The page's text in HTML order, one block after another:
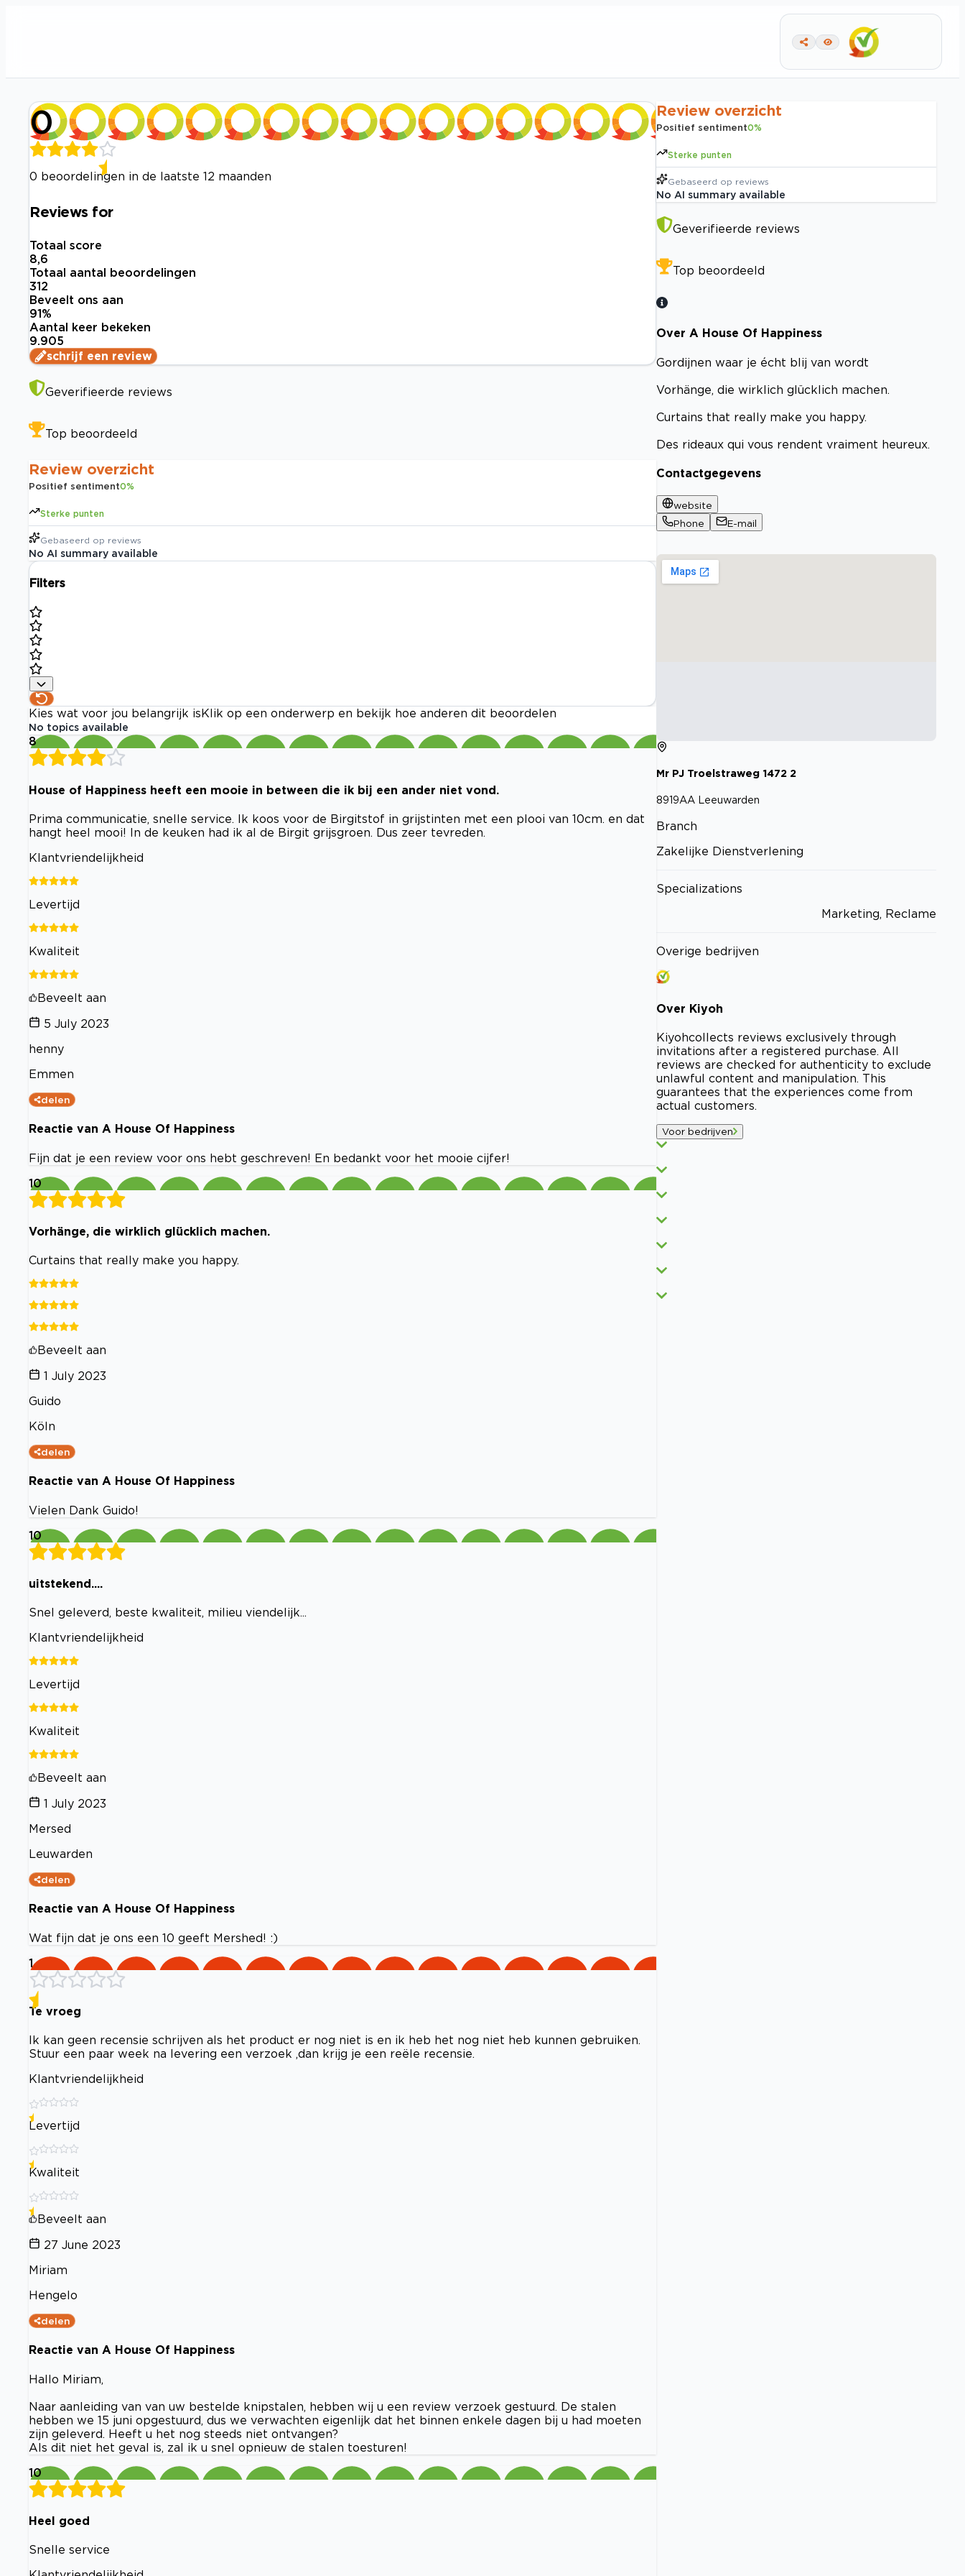
0
0 beoordelingen in de laatste 12 maanden
Reviews for
Totaal score
8,6
Totaal aantal beoordelingen
312
Beveelt ons aan
91%
Aantal keer bekeken
9.905
schrijf een review
Geverifieerde reviews
Top beoordeeld
Review overzicht
Positief sentiment0%
Sterke punten
Gebaseerd op reviews
No AI summary available
Filters
Kies wat voor jou belangrijk is Klik op een onderwerp en bekijk hoe anderen dit beoordelen
No topics available
8
House of Happiness heeft een mooie in between die ik bij een ander niet vond.
Prima communicatie, snelle service. Ik koos voor de Birgitstof in grijstinten met een plooi van 10cm. en dat
hangt heel mooi! In de keuken had ik al de Birgit grijsgroen. Dus zeer tevreden.
Klantvriendelijkheid
Levertijd
Kwaliteit
Beveelt aan
5 July 2023
henny
Emmen
delen
Reactie van A House Of Happiness
Fijn dat je een review voor ons hebt geschreven! En bedankt voor het mooie cijfer!
10
Vorhänge, die wirklich glücklich machen.
Curtains that really make you happy.
Beveelt aan
1 July 2023
Guido
Köln
delen
Reactie van A House Of Happiness
Vielen Dank Guido!
10
uitstekend....
Snel geleverd, beste kwaliteit, milieu viendelijk...
Klantvriendelijkheid
Levertijd
Kwaliteit
Beveelt aan
1 July 2023
Mersed
Leuwarden
delen
Reactie van A House Of Happiness
Wat fijn dat je ons een 10 geeft Mershed! :)
1
Te vroeg
Ik kan geen recensie schrijven als het product er nog niet is en ik heb het nog niet heb kunnen gebruiken.
Stuur een paar week na levering een verzoek ,dan krijg je een reële recensie.
Klantvriendelijkheid
Levertijd
Kwaliteit
Beveelt aan
27 June 2023
Miriam
Hengelo
delen
Reactie van A House Of Happiness
Hallo Miriam,
Naar aanleiding van van uw bestelde knipstalen, hebben wij u een review verzoek gestuurd. De stalen
hebben we 15 juni opgestuurd, dus we verwachten eigenlijk dat het binnen enkele dagen bij u had moeten
zijn geleverd. Heeft u het nog steeds niet ontvangen?
Als dit niet het geval is, zal ik u snel opnieuw de stalen toesturen!
10
Heel goed
Snelle service
Review overzicht
Positief sentiment0%
Sterke punten
Gebaseerd op reviews
No AI summary available
Geverifieerde reviews
Top beoordeeld
Over A House Of Happiness
Gordijnen waar je écht blij van wordt
Vorhänge, die wirklich glücklich machen.
Curtains that really make you happy.
Des rideaux qui vous rendent vraiment heureux.
Contactgegevens
website
Phone
E-mail
Mr PJ Troelstraweg 1472 2
8919AA Leeuwarden
Branch
Zakelijke Dienstverlening
Specializations
Marketing, Reclame
Overige bedrijven
Over Kiyoh
Kiyohcollects reviews exclusively through
invitations after a registered purchase. All
reviews are checked for authenticity to exclude
unlawful content and manipulation. This
guarantees that the experiences come from
actual customers.
Voor bedrijven